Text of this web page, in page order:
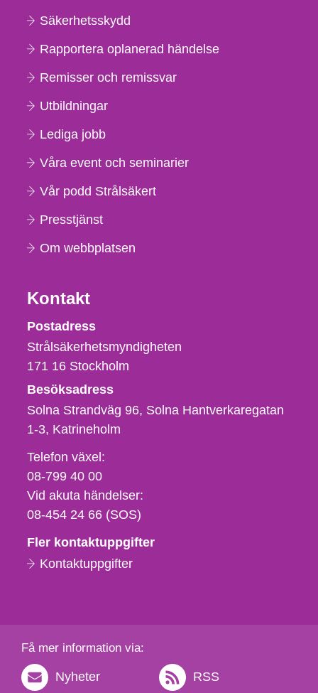
Säkerhetsskydd
Rapportera oplanerad händelse
Remisser och remissvar
Utbildningar
Lediga jobb
Våra event och seminarier
Vår podd Strålsäkert
Presstjänst
Om webbplatsen
Kontakt
Strålsäkerhetsmyndigheten
Postadress
Strålsäkerhetsmyndigheten
171 16 Stockholm
Besöksadress
Solna Strandväg 96, Solna Hantverkaregatan
1-3 Katrineholm
Telefon,
fax
och
e-
Telefon växel:
08-799 40 00
Vid akuta händelser:
08-454 24 66 (SOS)
Fler kontaktuppgifter
Kontaktuppgifter
Få mer information via:
Nyheter RSS